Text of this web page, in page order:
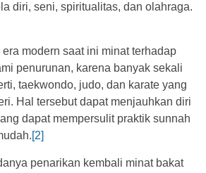
diri, seni, spiritualitas, dan olahraga.
modern saat ini minat terhadap
penurunan, karena banyak sekali
taekwondo, judo, dan karate yang
Hal tersebut dapat menjauhkan diri
dapat mempersulit praktik sunnah
[2]
penarikan kembali minat bakat